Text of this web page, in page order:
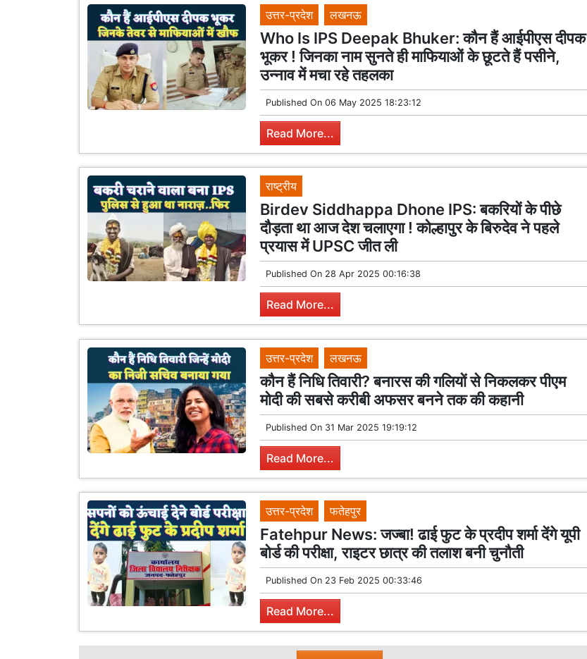
उत्तर-प्रदेश लखनऊ
Who Is IPS Deepak Bhuker: कौन हैं आईपीएस दीपक
भूकर ! जिनका नाम सुनते ही माफियाओं के छूटते हैं पसीने,
उन्नाव में मचा रहे तहलका
Published On 06 May 2025 18:23:12
Read More...
राष्ट्रीय
Birdev Siddhappa Dhone IPS: बकरियों के पीछे
दौड़ता था आज देश चलाएगा ! कोल्हापुर के बिरुदेव ने पहले
प्रयास में UPSC जीत ली
Published On 28 Apr 2025 00:16:38
Read More...
उत्तर-प्रदेश लखनऊ
कौन हैं निधि तिवारी? बनारस की गलियों से निकलकर पीएम
मोदी की सबसे करीबी अफसर बनने तक की कहानी
Published On 31 Mar 2025 19:19:12
Read More...
उत्तर-प्रदेश फतेहपुर
Fatehpur News: जज्बा! ढाई फुट के प्रदीप शर्मा देंगे यूपी
बोर्ड की परीक्षा, राइटर छात्र की तलाश बनी चुनौती
Published On 23 Feb 2025 00:33:46
Read More...